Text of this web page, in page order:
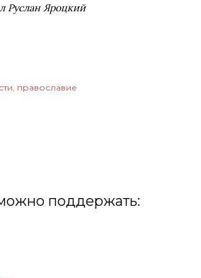
Руслан Яроцкий
православие
поддержать: